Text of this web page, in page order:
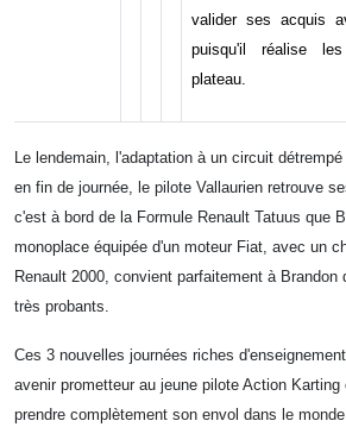
valider ses acquis
puisqu'il réalise
plateau.
Le lendemain, l'adaptation à un circuit
en fin de journée, le pilote Vallaurien retrouve
c'est à bord de la Formule Renault Tatuus que
monoplace équipée d'un moteur Fiat, avec un
Renault 2000, convient parfaitement à Brandon
très probants.
Ces 3 nouvelles journées riches
avenir prometteur au jeune pilote Action Karting
prendre complètement son envol dans le